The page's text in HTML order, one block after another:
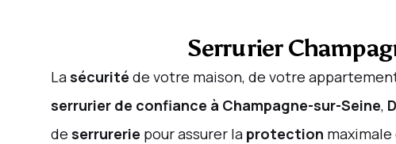
Serrurier
La sécurité de votre maison, de votre
serrurier de confiance à Champagne-sur-Seine,
de serrurerie pour assurer la protection maximale